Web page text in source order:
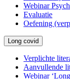
Webinar
Evaluatie
Oefening
Long covid
Verplichte
Aanvullende
Webinar